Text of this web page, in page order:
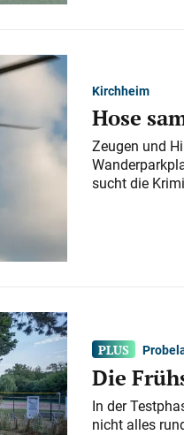
Kirchheim
Hose
Zeugen und
sucht die
Die
In der
nicht alles